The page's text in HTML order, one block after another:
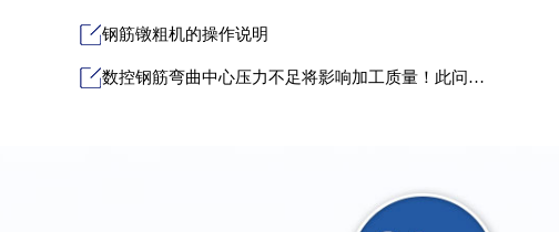
钢筋镦粗机的操作说明
数控钢筋弯曲中心压力不足将影响加工质量！此问题解决办法！